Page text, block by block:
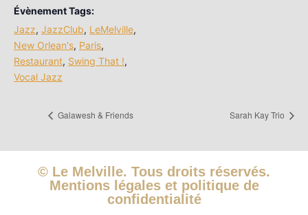
Évènement Tags:
Jazz, JazzClub, LeMelville,
New Orlean's, Paris,
Restaurant, Swing That !,
Vocal Jazz
Galawesh & Friends Sarah Kay Trio
© Le Melville. Tous droits réservés.
Mentions légales et politique de
confidentialité